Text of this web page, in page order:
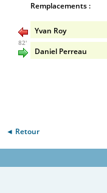
Remplacements :
Yvan Roy
82'
Daniel Perreau
◄ Retour